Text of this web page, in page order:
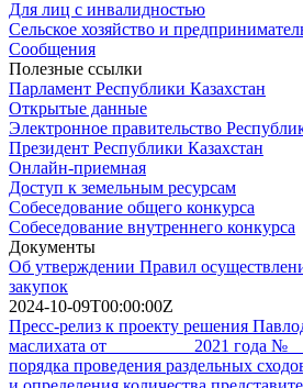
Для лиц с инвалидностью
Сельское хозяйство и
Сообщения
Полезные ссылки
Парламент Республики Казахстан
Открытые данные
Электронное правительство
Президент Республики Казахстан
Онлайн-приемная
Доступ к земельным ресурсам
Собеседование общего конкурса
Собеседование внутреннего конкурса
Документы
Об утверждении Правил
закупок
2024-10-09T00:00:00Z
Пресс-релиз к проекту решения
маслихата от _________ 2021 года №
порядка проведения раздельных